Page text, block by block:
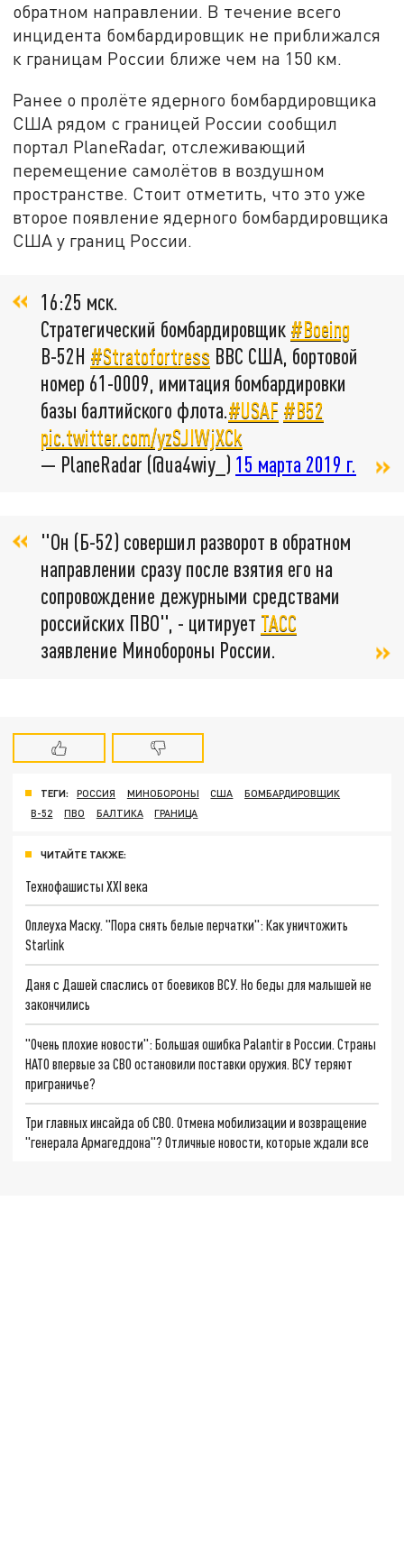
обратном направлении. В течение всего
инцидента бомбардировщик не приближался
к границам России ближе чем на 150 км.
Ранее о пролёте ядерного бомбардировщика
США рядом с границей России сообщил
портал PlaneRadar, отслеживающий
перемещение самолётов в воздушном
пространстве. Стоит отметить, что это уже
второе появление ядерного бомбардировщика
США у границ России.
16:25 мск.
Стратегический бомбардировщик #Boeing
B-52H #Stratofortress ВВС США, бортовой
номер 61-0009, имитация бомбардировки
базы балтийского флота.#USAF #B52
pic.twitter.com/yzSJIWjXCk
— PlaneRadar (@ua4wiy_) 15 марта 2019 г.
"Он (Б-52) совершил разворот в обратном
направлении сразу после взятия его на
сопровождение дежурными средствами
российских ПВО", - цитирует ТАСС
заявление Минобороны России.
ТЕГИ: РОССИЯ МИНОБОРОНЫ США
БОМБАРДИРОВЩИК
B-52
ПВО БАЛТИКА ГРАНИЦА
ЧИТАЙТЕ ТАКЖЕ:
Технофашисты XXI века
Оплеуха Маску. "Пора снять белые перчатки": Как уничтожить
Starlink
Даня с Дашей спаслись от боевиков ВСУ. Но беды для малышей не
закончились
"Очень плохие новости": Большая ошибка Palantir в России. Страны
НАТО впервые за СВО остановили поставки оружия. ВСУ теряют
приграничье?
Три главных инсайда об СВО. Отмена мобилизации и возвращение
"генерала Армагеддона"? Отличные новости, которые ждали все